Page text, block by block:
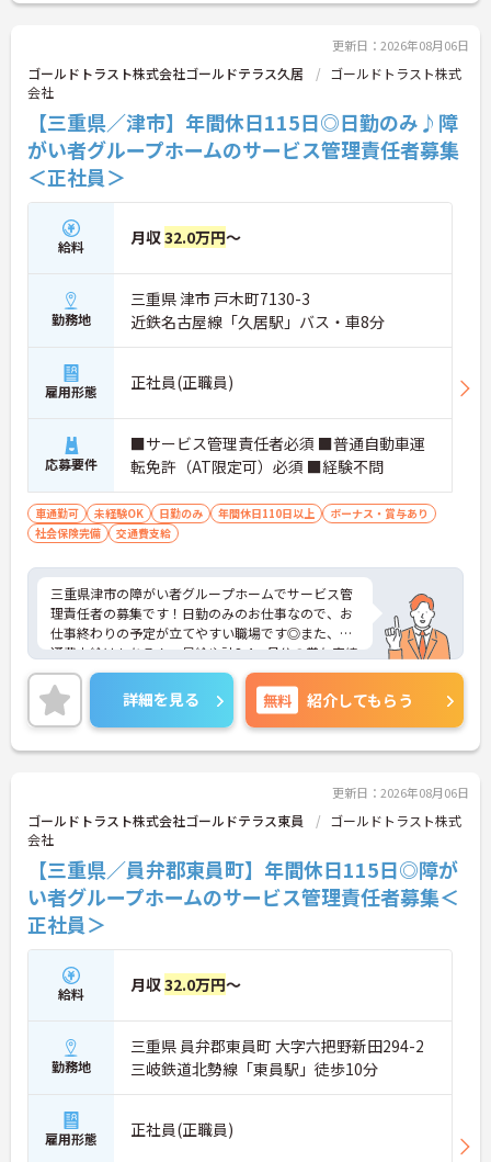
更新日：2026年08月06日
ゴールドトラスト株式会社ゴールドテラス久居
ゴールドトラスト株式
会社
【三重県／津市】年間休日115日◎日勤のみ♪障
がい者グループホームのサービス管理責任者募集
＜正社員＞
給料 月収32.0万円～
勤務地
三重県 津市 戸木町7130-3
近鉄名古屋線「久居駅」バス・車8分
雇用形態 正社員(正職員)
応募要件
■サービス管理責任者必須 ■普通自動車運
転免許（AT限定可）必須 ■経験不問
車通勤可 未経験OK 日勤のみ 年間休日110日以上
ボーナス・賞与あり
社会保険完備
交通費支給
三重県津市の障がい者グループホームでサービス管
理責任者の募集です！日勤のみのお仕事なので、お
仕事終わりの予定が立てやすい職場です◎また、交
通費支給はもちろん、昇給や計3.4ヵ月分の賞与実績
ありで待遇面もばっちり！あなたの頑張りがしっか
り評価される職場です♪ご興味のある方は面接ポイ
ントをお伝えしますので、お気軽にご連絡くださ
い！
詳細を見る 無料 紹介してもらう
更新日：2026年08月06日
ゴールドトラスト株式会社ゴールドテラス東員
ゴールドトラスト株式
会社
【三重県／員弁郡東員町】年間休日115日◎障が
い者グループホームのサービス管理責任者募集＜
正社員＞
給料 月収32.0万円～
勤務地
三重県 員弁郡東員町 大字六把野新田294-2
三岐鉄道北勢線「東員駅」徒歩10分
雇用形態 正社員(正職員)